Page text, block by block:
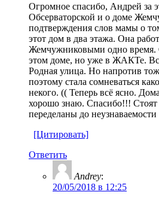
Огромное спасибо, Андрей за
Обсерваторской и о доме
подтверждения слов мамы о
этот дом в два этажа. Она
Жемчужниковыми одно
этом доме, но уже в ЖАКТе.
Родная улица. Но напротив
поэтому стала сомневаться
некого. (( Теперь всё ясно.
хорошо знаю. Спасибо!!!
переделаны до
[Цитировать]
Ответить
Andrey:
20/05/2018 в 12:25